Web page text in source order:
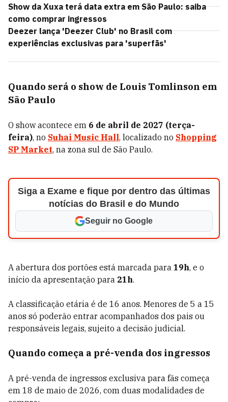
Show da Xuxa terá data extra em São Paulo: saiba
como comprar ingressos
Deezer lança 'Deezer Club' no Brasil com
experiências exclusivas para 'superfãs'
Quando será o show de Louis Tomlinson em
São Paulo
O show acontece em 6 de abril de 2027 (terça-
feira), no Suhai Music Hall, localizado no Shopping
SP Market, na zona sul de São Paulo.
Siga a Exame e fique por dentro das últimas
notícias do Brasil e do Mundo
Seguir no Google
A abertura dos portões está marcada para 19h, e o
início da apresentação para 21h.
A classificação etária é de 16 anos. Menores de 5 a 15
anos só poderão entrar acompanhados dos pais ou
responsáveis legais, sujeito a decisão judicial.
Quando começa a pré-venda dos ingressos
A pré-venda de ingressos exclusiva para fãs começa
em 18 de maio de 2026, com duas modalidades de